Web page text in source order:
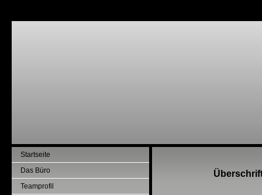
Startseite
Das Büro
Teamprofil